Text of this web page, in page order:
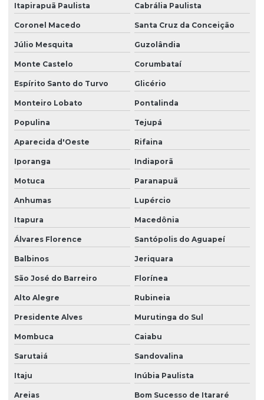
Itapirapuã Paulista Cabrália Paulista
Coronel Macedo Santa Cruz da Conceição
Júlio Mesquita Guzolândia
Monte Castelo Corumbataí
Espírito Santo do Turvo Glicério
Monteiro Lobato Pontalinda
Populina Tejupá
Aparecida d'Oeste Rifaina
Iporanga Indiaporã
Motuca Paranapuã
Anhumas Lupércio
Itapura Macedônia
Álvares Florence Santópolis do Aguapeí
Balbinos Jeriquara
São José do Barreiro Florínea
Alto Alegre Rubineia
Presidente Alves Murutinga do Sul
Mombuca Caiabu
Sarutaiá Sandovalina
Itaju Inúbia Paulista
Areias Bom Sucesso de Itararé